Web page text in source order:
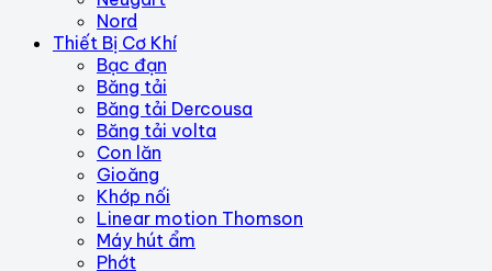
Nord
Thiết Bị Cơ Khí
Bạc đạn
Băng tải
Băng tải Dercousa
Băng tải volta
Con lăn
Gioăng
Khớp nối
Linear motion Thomson
Máy hút ẩm
Phớt